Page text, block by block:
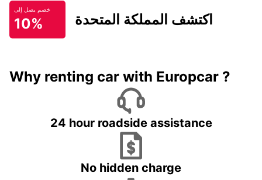
خصم يصل إلى
10% اكتشف المملكة المتحدة
Why renting car with Europcar ?
24 hour roadside assistance
No hidden charge